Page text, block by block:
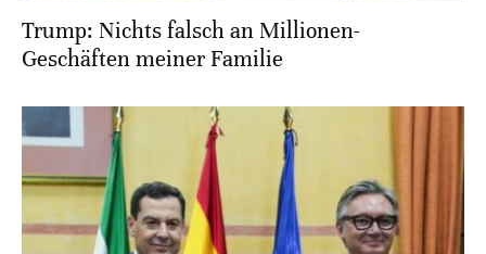
Trump: Nichts falsch an Millionen-
Geschäften meiner Familie